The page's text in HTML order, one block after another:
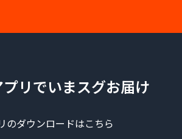
リでいまスグお届け
のダウンロードはこちら